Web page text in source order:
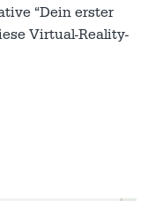
“Dein erster
Virtual-Reality-